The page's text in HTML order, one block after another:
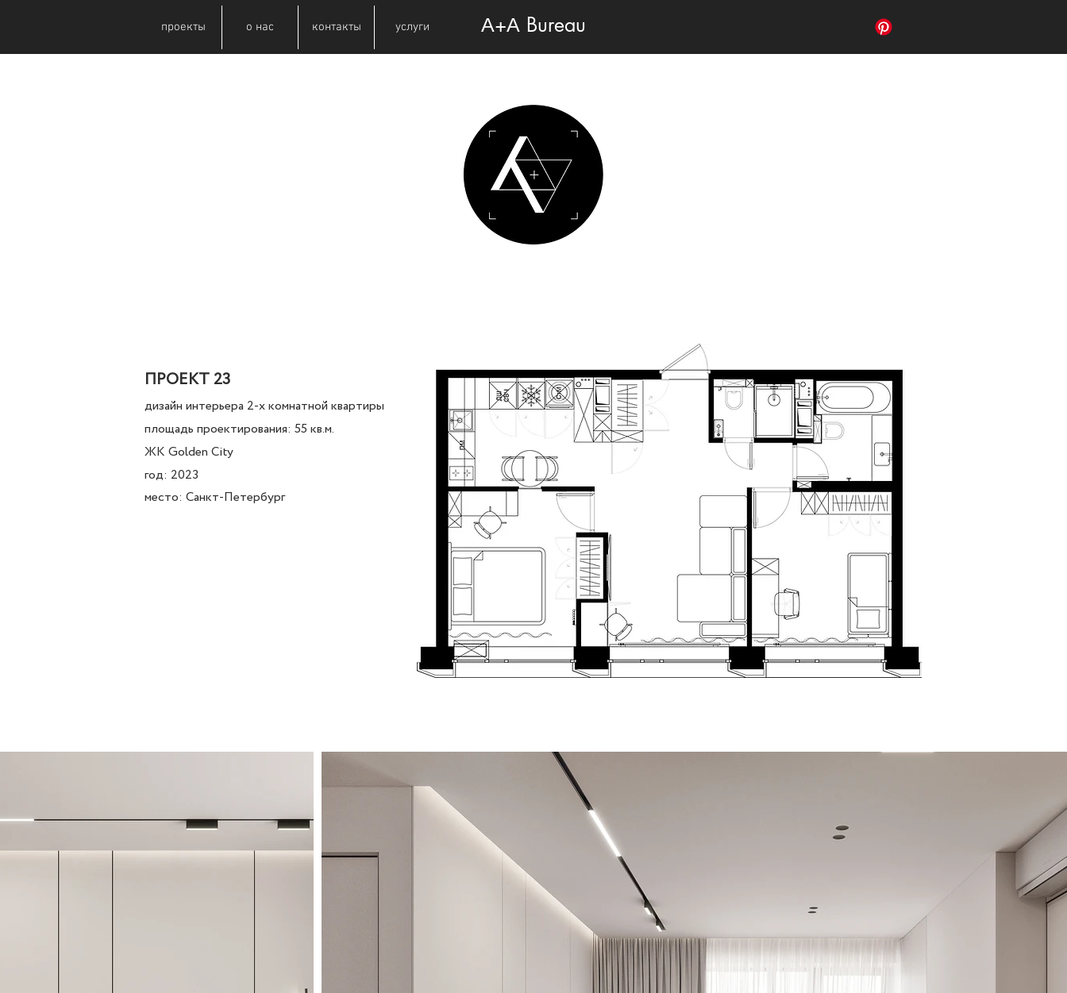
проекты о нас контакты услуги А+А Bureau
ПРОЕКТ 23
дизайн интерьера 2-х комнатной квартиры
площадь проектирования: 55 кв.м.
ЖК Golden City
год: 2023
место: Санкт-Петербург